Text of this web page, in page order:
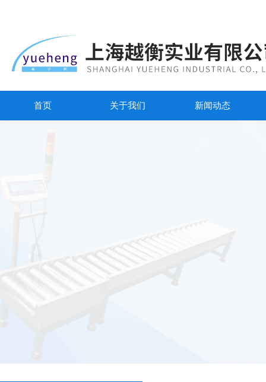
首页 关于我们 新闻动态